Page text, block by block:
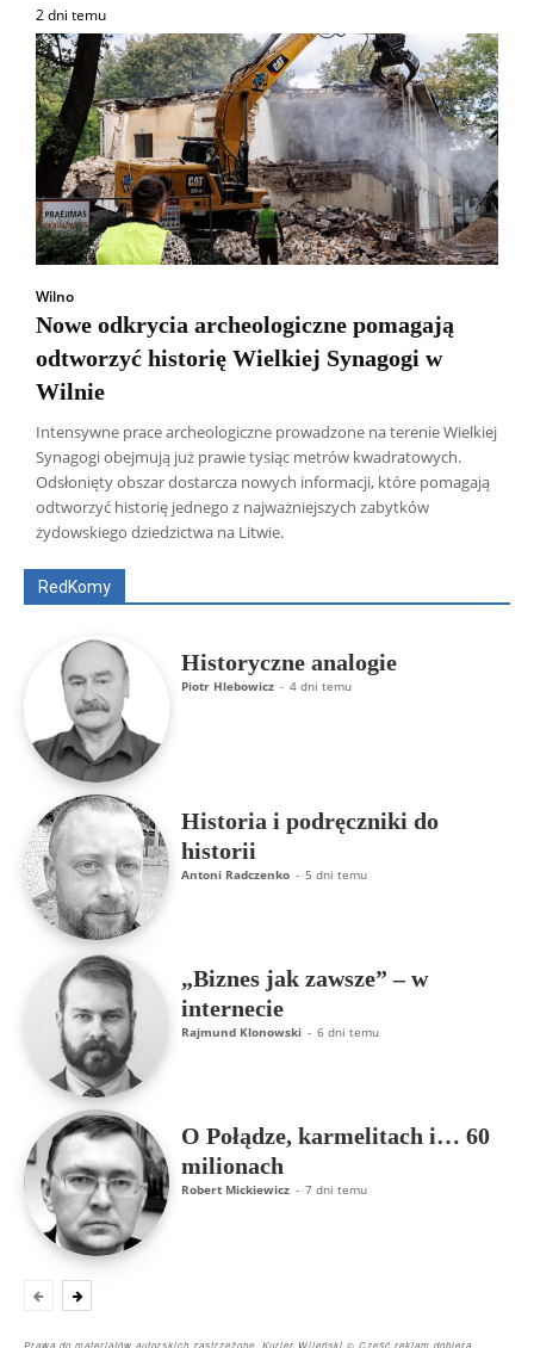
2 dni temu
Wilno
Nowe odkrycia archeologiczne pomagają
odtworzyć historię Wielkiej Synagogi w
Wilnie
Intensywne prace archeologiczne prowadzone na terenie Wielkiej
Synagogi obejmują już prawie tysiąc metrów kwadratowych.
Odsłonięty obszar dostarcza nowych informacji, które pomagają
odtworzyć historię jednego z najważniejszych zabytków
żydowskiego dziedzictwa na Litwie.
RedKomy
Wszyscy Aleksander Borowik
Antoni Radczenko
Artur Płokszto
Grzegorz Górny
ks. Jarosław Wąsowicz SDB
Historyczne analogie
Piotr Hlebowicz - 4 dni temu
Historia i podręczniki do
historii
Antoni Radczenko - 5 dni temu
„Biznes jak zawsze” – w
internecie
Rajmund Klonowski - 6 dni temu
O Połądze, karmelitach i… 60
milionach
Robert Mickiewicz - 7 dni temu
Prawa do materiałów autorskich zastrzeżone. Kurier Wileński © Część reklam dobiera